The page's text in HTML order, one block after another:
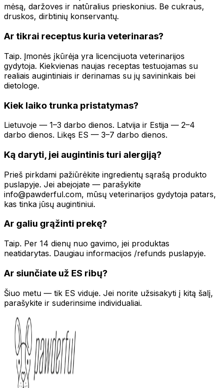
mėsą, daržoves ir natūralius prieskonius. Be cukraus,
druskos, dirbtinių konservantų.
Ar tikrai receptus kuria veterinaras?
Taip. Įmonės įkūrėja yra licencijuota veterinarijos
gydytoja. Kiekvienas naujas receptas testuojamas su
realiais augintiniais ir derinamas su jų savininkais bei
dietologe.
Kiek laiko trunka pristatymas?
Lietuvoje — 1–3 darbo dienos. Latvija ir Estija — 2–4
darbo dienos. Likęs ES — 3–7 darbo dienos.
Ką daryti, jei augintinis turi alergiją?
Prieš pirkdami pažiūrėkite ingredientų sąrašą produkto
puslapyje. Jei abejojate — parašykite
info@pawderful.com, mūsų veterinarijos gydytoja patars,
kas tinka jūsų augintiniui.
Ar galiu grąžinti prekę?
Taip. Per 14 dienų nuo gavimo, jei produktas
neatidarytas. Daugiau informacijos /refunds puslapyje.
Ar siunčiate už ES ribų?
Šiuo metu — tik ES viduje. Jei norite užsisakyti į kitą šalį,
parašykite ir suderinsime individualiai.